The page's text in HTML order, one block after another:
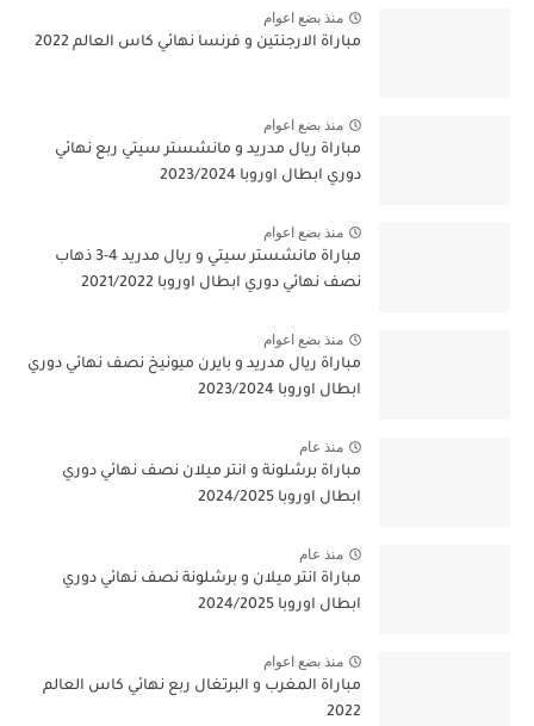
منذ بضع اعوام
مباراة الارجنتين و فرنسا نهائي كاس العالم 2022
منذ بضع اعوام
مباراة ريال مدريد و مانشستر سيتي ربع نهائي
دوري ابطال اوروبا 2023/2024
منذ بضع اعوام
مباراة مانشستر سيتي و ريال مدريد 4-3 ذهاب
نصف نهائي دوري ابطال اوروبا 2021/2022
منذ بضع اعوام
مباراة ريال مدريد و بايرن ميونيخ نصف نهائي دوري
ابطال اوروبا 2023/2024
منذ عام
مباراة برشلونة و انتر ميلان نصف نهائي دوري
ابطال اوروبا 2024/2025
منذ عام
مباراة انتر ميلان و برشلونة نصف نهائي دوري
ابطال اوروبا 2024/2025
منذ بضع اعوام
مباراة المغرب و البرتغال ربع نهائي كاس العالم
2022